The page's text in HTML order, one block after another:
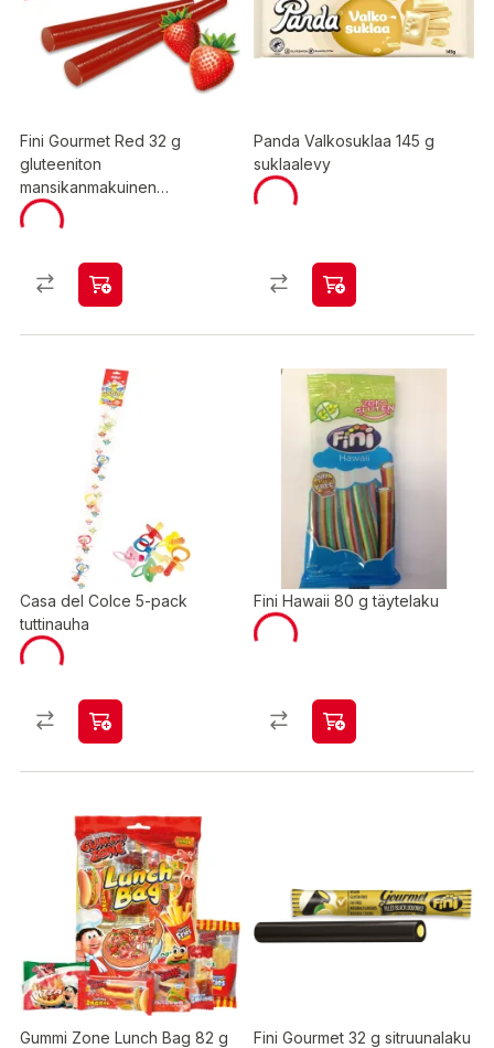
Fini Gourmet Red 32 g
gluteeniton
mansikanmakuinen
lakritsipatukka
Panda Valkosuklaa 145 g
suklaalevy
Casa del Colce 5-pack
tuttinauha
Fini Hawaii 80 g täytelaku
Gummi Zone Lunch Bag 82 g
Fini Gourmet 32 g sitruunalaku